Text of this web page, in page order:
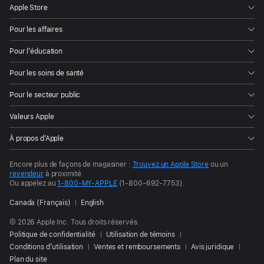
Apple Store
Pour les affaires
Pour l’éducation
Pour les soins de santé
Pour le secteur public
Valeurs Apple
À propos d’Apple
Encore plus de façons de magasiner : Trouvez un Apple Storeou un
revendeurà proximité.
Ou appelez au1-800-MY-APPLE(1-800-692-7753).
Canada (Français) English
© 2026 Apple Inc. Tous droits réservés.
Politique de confidentialité
Utilisation de témoins
Conditions d’utilisation
Ventes et remboursements
Avis juridique
Plan du site